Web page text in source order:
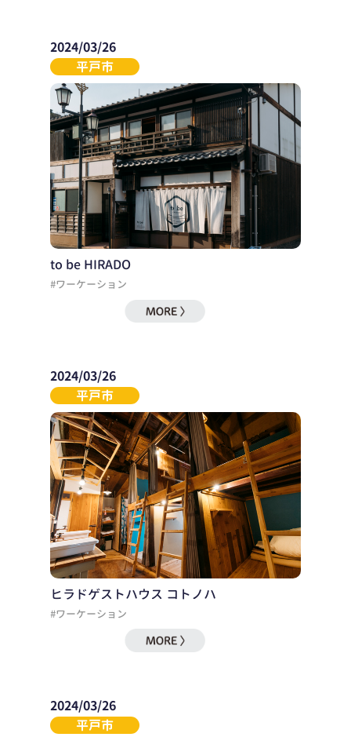
2024/03/26
平戸市
to be HIRADO
#ワーケーション
2024/03/26
平戸市
ヒラドゲストハウス コトノハ
#ワーケーション
2024/03/26
平戸市